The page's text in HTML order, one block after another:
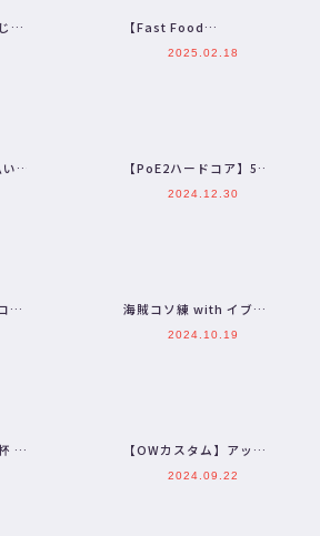
決
【Fast Food
Simulator】新オープン
2025.02.18
】
エ
【PoE2ハードコア】5人
で生き残り 股間がハー
2024.12.30
ア |
じ
海賊コソ練 with イブラ
2024.10.19
】
メ
【OWカスタム】アッシ
ュOTP withにじさんじ
2024.09.22